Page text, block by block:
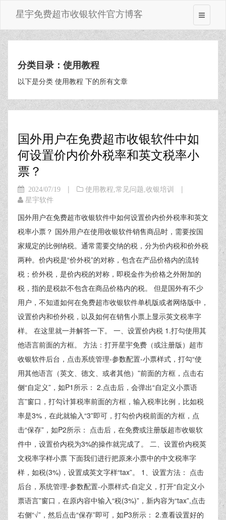
星宇免费超市收银软件官方博客
分类目录：使用教程
以下是分类 使用教程 下的所有文章
国外用户在免费超市收银软件中如
何设置价内价外税率和英文税率小
票？
2024/07/19 | 使用教程 常见问题 收银培训 |
星宇软件
国外用户在免费超市收银软件中如何设置价内价外税率和英文
税率小票？ 国外用户在使用收银软件销售商品时，需要按国
家规定的比例纳税。通常需要交纳的税，分为价内税和价外税
两种。价内税是“价外税”的对称，包含在产品价格内的流转
税；价外税，是价内税的对称，即税金作为价格之外附加的
税，指的是税款不包含在商品价格内的税。 但是国外有不少
用户，不知道如何在免费超市收银软件单机版或者网络版中，
设置价内和价外税，以及如何在销售小票上显示英文税率字
样。 在这里就一并解答一下。 一、设置价内税 1.打勾使用其
他语言前面的方框。 方法：打开星宇免费（或注册版）超市
收银软件后台，点击系统管理-参数配置-小票样式，打勾“使
用其他语言（英文、德文、或者其他）”前面的方框，点击右
侧“自定义”，如P1所示： 2.点击后，会弹出“自定义小票语
言”窗口，打勾计算税率前面的方框，输入税率比例，比如税
率是3%，在此就输入“3”即可，打勾价内税前面的方框，点
击“保存”，如P2所示： 点击后，在免费或注册版超市收银软
件中，设置价内税为3%的操作就完成了。 二、设置价内税英
文税率字样小票 下面我们进行把原来小票中的中文税率字
样，如税(3%)，设置成英文字样“tax”。 1、设置方法： 点击
后台，系统管理-参数配置-小票样式-自定义，打开“自定义小
票语言”窗口，在原内容中输入“税(3%)”，新内容为“tax”,点击
右侧“√”，然后点击“保存”即可，如P3所示： 2.查看设置好的